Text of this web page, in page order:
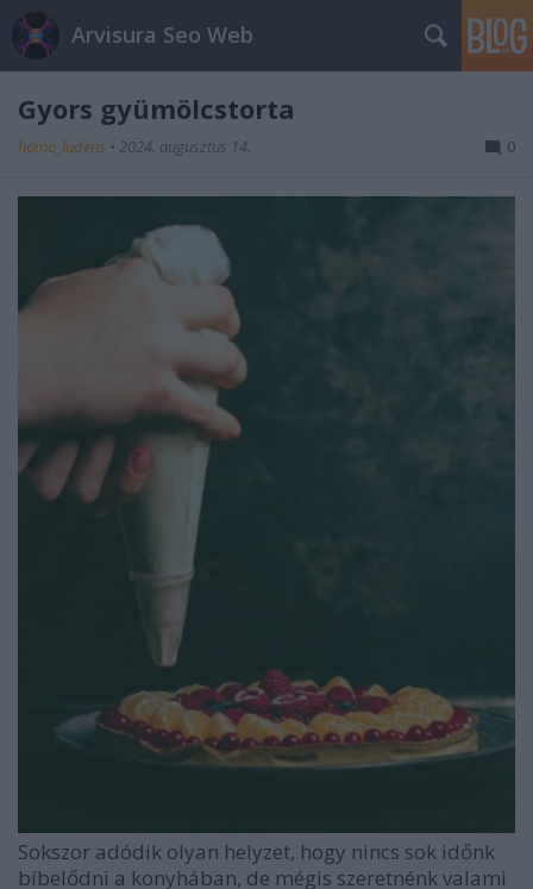
Arvisura Seo Web
Gyors gyümölcstorta
homo_ludens • 2024. augusztus 14. 0
Sokszor adódik olyan helyzet, hogy nincs sok időnk
bíbelődni a konyhában, de mégis szeretnénk valami